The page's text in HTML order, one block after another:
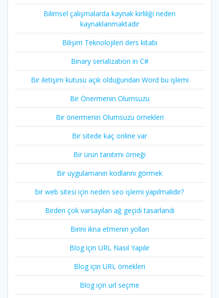
Bilimsel çalışmalarda kaynak kirliliği neden
kaynaklanmaktadır
Bilişim Teknolojileri ders kitabı
Binary serialization in C#
Bir iletişim kutusu açık olduğundan Word bu işlemi
Bir Önermenin Olumsuzu
Bir önermenin Olumsuzu örnekleri
Bir sitede kaç online var
Bir ürün tanıtımı örneği
Bir uygulamanın kodlarını görmek
bir web sitesi için neden seo işlemi yapılmalıdır?
Birden çok varsayılan ağ geçidi tasarlandı
Birini ikna etmenin yolları
Blog için URL Nasıl Yapılır
Blog için URL örnekleri
Blog için url seçme